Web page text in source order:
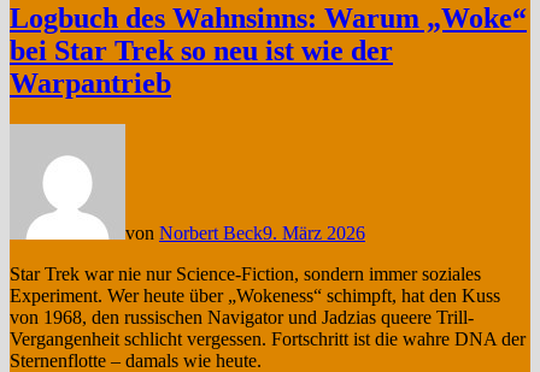
Logbuch des Wahnsinns: Warum „Woke“
bei Star Trek so neu ist wie der
Warpantrieb
von Norbert Beck9. März 2026
Star Trek war nie nur Science-Fiction, sondern immer soziales
Experiment. Wer heute über „Wokeness“ schimpft, hat den Kuss
von 1968, den russischen Navigator und Jadzias queere Trill-
Vergangenheit schlicht vergessen. Fortschritt ist die wahre DNA der
Sternenflotte – damals wie heute.